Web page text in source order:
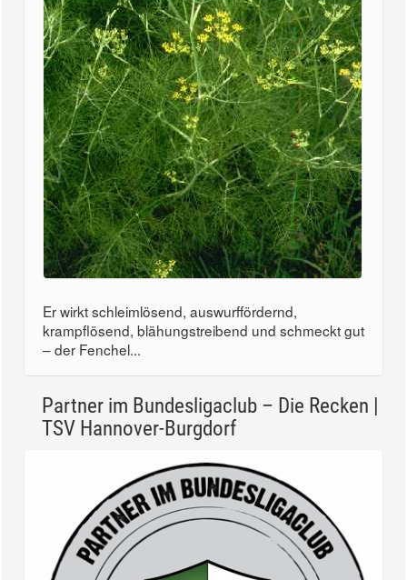
Er wirkt schleimlösend, auswurffördernd,
krampflösend, blähungstreibend und schmeckt gut
– der Fenchel...
Partner im Bundesligaclub – Die Recken |
TSV Hannover-Burgdorf